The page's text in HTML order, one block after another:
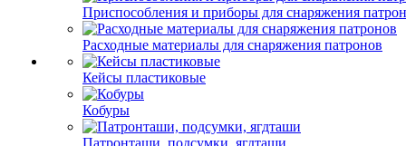
Приспособления и приборы для снаряжения
Расходные материалы для снаряжения патронов
Кейсы пластиковые
Кобуры
Патронташи, подсумки, ягдташи